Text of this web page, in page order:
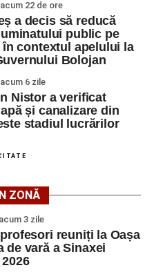
din Săsciori, și datele de
numere de telefon și
persoanele interesate să
condițiile de angajare,
de recrutare.
completă a locurilor de
Săsciori la data de 4
NR.
NR.
1 0752826367
acum 22 de ore
a decis să reducă
public pe
contextul apelului la
Bolojan
acum 6 zile
Nistor a verificat
și canalizare din
stadiul lucrărilor
ZONĂ
acum 3 zile
reuniți la Oașa
de vară a Sinaxei